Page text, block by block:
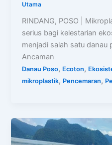
Utama
RINDANG, POSO |
serius bagi kelestarian
menjadi salah satu danau
Ancaman
Danau Poso, Ecoton,
mikroplastik, Pencemaran,